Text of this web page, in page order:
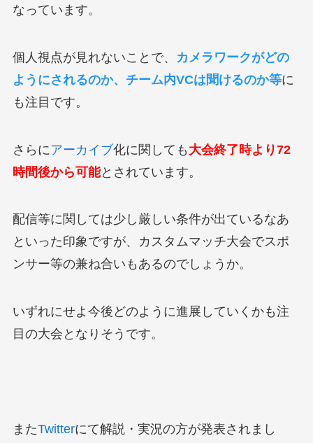
なっています。
個人視点が見れないことで、
カメラワークがどの
ようにされるのか、チーム内VCは聞けるのか等に
も注目です。
さらにアーカイブ化に関しても 大会終了時より72
時間後から可能とされています。
配信等に関しては少し厳しい条件が出ているなあ
といった印象ですが、カスタムマッチ大会でスポ
ンサー等の兼ね合いもあるのでしょうか。
いずれにせよ今後どのように進展していくかも注
目の大会となりそうです。
またTwitterにて解説・実況の方が発表されまし